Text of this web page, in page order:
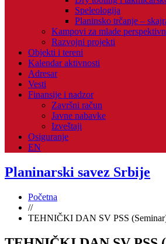
Speleologija
Planinsko trčanje –
Kampovi za mlade
Razvojni projekti
Objekti i tereni
Kalendar aktivnosti
Adresar
Vesti
Finansije i nadzor
Završni račun
Javne nabavke
Izveštaji
Osiguranje
EN
Planinarski savez Srbije
Početna
//
TEHNIČKI DAN SV PSS